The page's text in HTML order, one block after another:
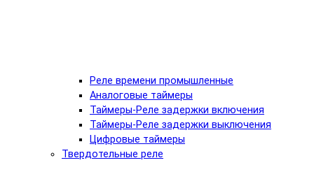
Реле времени промышленные
Аналоговые таймеры
Таймеры-Реле задержки включения
Таймеры-Реле задержки выключения
Цифровые таймеры
Твердотельные реле